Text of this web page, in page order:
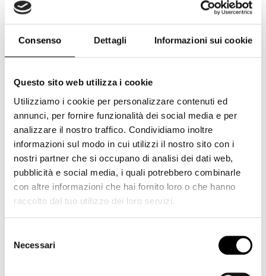
Consenso Dettagli Informazioni sui cookie
Questo sito web utilizza i cookie
Utilizziamo i cookie per personalizzare contenuti ed
annunci, per fornire funzionalità dei social media e per
analizzare il nostro traffico. Condividiamo inoltre
informazioni sul modo in cui utilizzi il nostro sito con i
nostri partner che si occupano di analisi dei dati web,
pubblicità e social media, i quali potrebbero combinarle
con altre informazioni che hai fornito loro o che hanno
raccolto dal tuo utilizzo dei loro servizi.
delNecessari
Corsair
(7)
Cullmann
(1)
Dorr
Duracell
Elgato
Epson
(5)
Eyecam
(8)
Feiyutech
(3)
Ferrania
Fujifilm GFX
(6)